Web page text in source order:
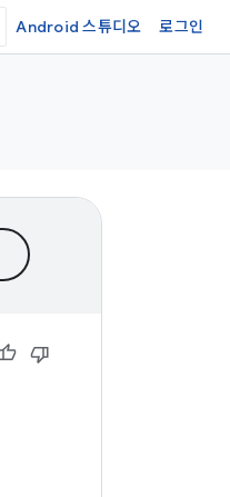
Android 스튜디오 로그인